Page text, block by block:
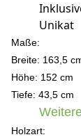
Unikat
Maße:
Breite: 163,5
Höhe: 152 cm
Tiefe: 43,5 cm
Holzart: